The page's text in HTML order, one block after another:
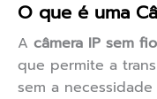
O que é uma
A câmera IP sem fio
que permite a
sem a